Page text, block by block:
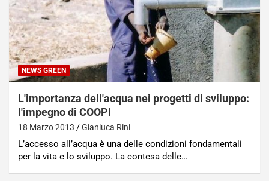
NEWS GREEN
L'importanza dell'acqua nei progetti di sviluppo:
l'impegno di COOPI
18 Marzo 2013 Gianluca Rini
L’accesso all’acqua è una delle condizioni fondamentali
per la vita e lo sviluppo. La contesa delle…